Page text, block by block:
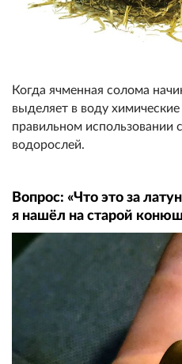
Когда ячменная солома
выделяет в воду
правильном использовании
водорослей.
Вопрос: «Что это за
я нашёл на старой